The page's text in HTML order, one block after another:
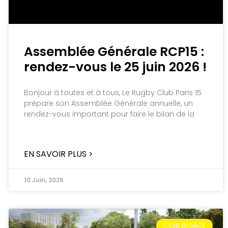
Assemblée Générale RCP15 :
rendez-vous le 25 juin 2026 !
Bonjour à toutes et à tous, Le Rugby Club Paris 15
prépare son Assemblée Générale annuelle, un
rendez-vous important pour faire le bilan de la
EN SAVOIR PLUS >
10 Juin, 2026
CLUB ENGAGÉ